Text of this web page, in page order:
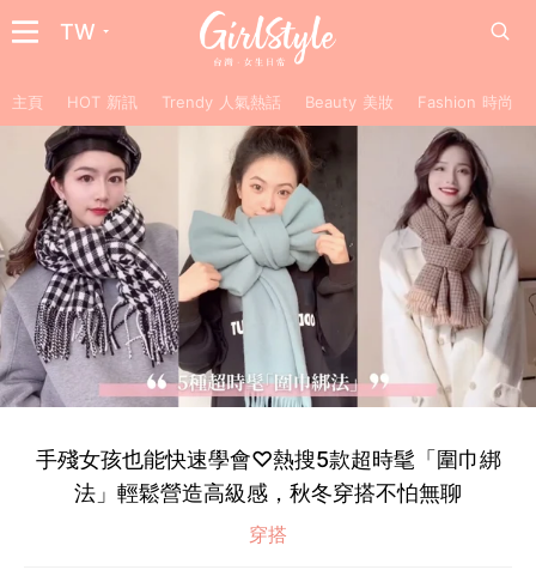
TW
主頁 HOT 新訊 Trendy 人氣熱話 Beauty 美妝 Fashion 時尚
手殘女孩也能快速學會♡熱搜5款超時髦「圍巾綁
法」輕鬆營造高級感，秋冬穿搭不怕無聊
穿搭